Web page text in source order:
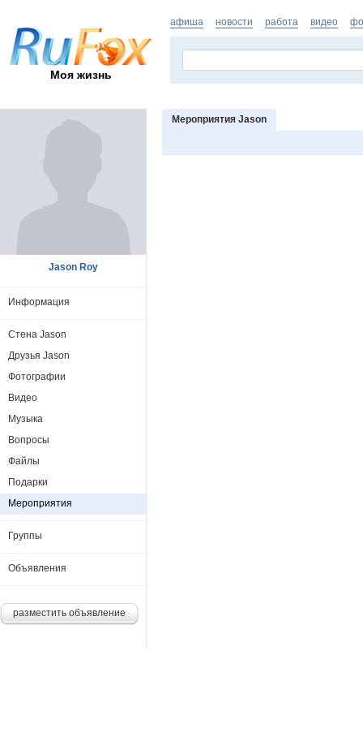
Моя жизнь
афиша новости работа видео
Мероприятия Jason
Jason Roy
Информация
Стена Jason
Друзья Jason
Фотографии
Видео
Музыка
Вопросы
Файлы
Подарки
Мероприятия
Группы
Объявления
разместить объявление